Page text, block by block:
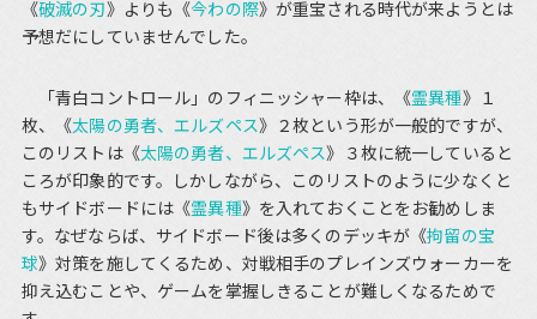
《破滅の刃》よりも《今わの際》が重宝される時代が来ようとは
予想だにしていませんでした。
「青白コントロール」のフィニッシャー枠は、《霊異種》１
枚、《太陽の勇者、エルズペス》２枚という形が一般的ですが、
このリストは《太陽の勇者、エルズペス》３枚に統一していると
ころが印象的です。しかしながら、このリストのように少なくと
もサイドボードには《霊異種》を入れておくことをお勧めしま
す。なぜならば、サイドボード後は多くのデッキが《拘留の宝
球》対策を施してくるため、対戦相手のプレインズウォーカーを
抑え込むことや、ゲームを掌握しきることが難しくなるためで